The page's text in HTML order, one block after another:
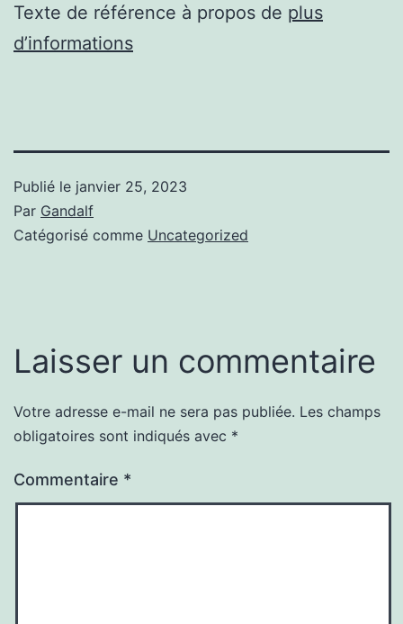
Texte de référence à propos de plus
d’informations
Publié le janvier 25, 2023
Par Gandalf
Catégorisé comme Uncategorized
Laisser un commentaire
Votre adresse e-mail ne sera pas publiée. Les champs
obligatoires sont indiqués avec *
Commentaire *